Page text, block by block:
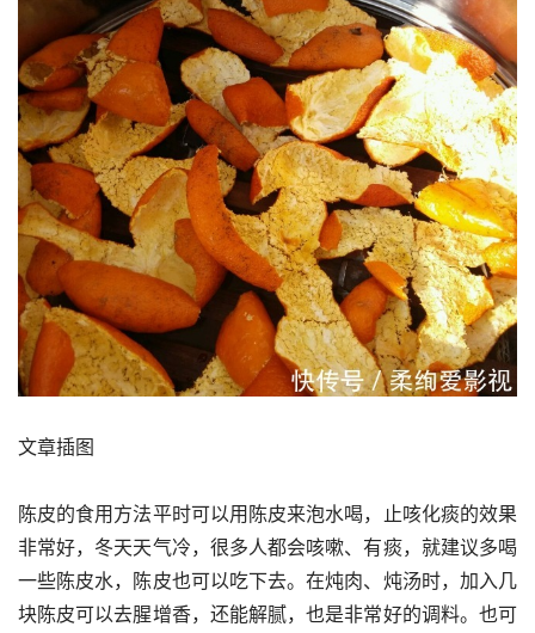
文章插图
陈皮的食用方法平时可以用陈皮来泡水喝，止咳化痰的效果
非常好，冬天天气冷，很多人都会咳嗽、有痰，就建议多喝
一些陈皮水，陈皮也可以吃下去。在炖肉、炖汤时，加入几
块陈皮可以去腥增香，还能解腻，也是非常好的调料。也可